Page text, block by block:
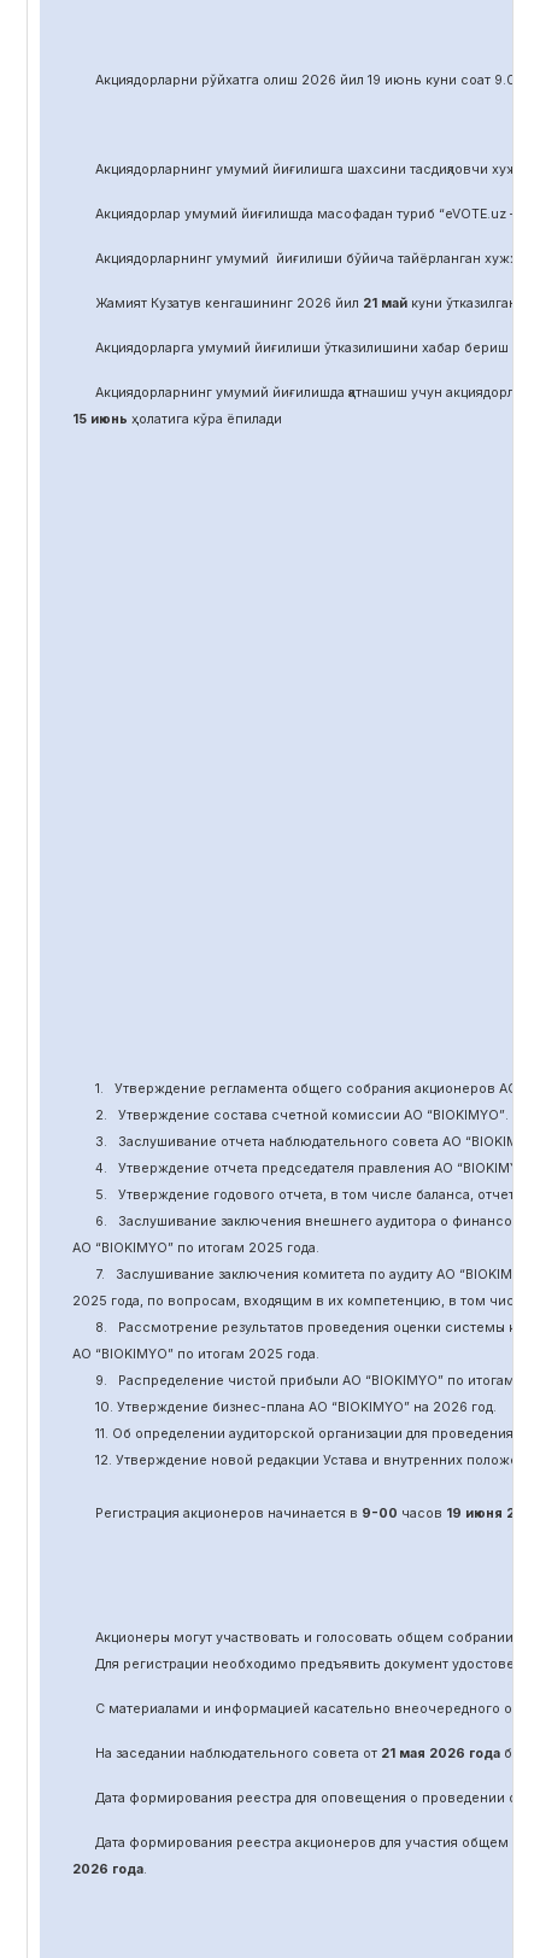
Акциядорларни рўйхатга олиш 2026 йил 19 июнь куни соат 9.00
Акциядорларнинг умумий йиғилишга шахсини тасдиқловчи
Акциядорлар умумий йиғилишда масофадан туриб “eVOTE.uz –
Акциядорларнинг умумий йиғилиши бўйича тайёрланган
Жамият Кузатув кенгашининг 2026 йил 21 майкуни ўтказилган
Акциядорларга умумий йиғилиши ўтказилишини хабар бериш
Акциядорларнинг умумий йиғилишда қатнашиш учун акциядорлар
15 июнь ҳолатига кўра ёпилади
1. Утверждение регламента общего собрания акционеров АО “
2.
Утверждение состава счетной комиссии АО “BIOKIMYO”.
3.
Заслушивание отчета наблюдательного совета АО “BIOKIMYO
4.
Утверждение отчета председателя правления АО “BIOKIMYO
5.
Утверждение годового отчета, в том числе баланса, отчет о
6.
Заслушивание заключения внешнего аудитора о финансовой
АО “BIOKIMYO”по итогам 2025 года.
7.
Заслушивание заключения комитета по аудитуАО “BIOKIMYO
2025 года, по вопросам, входящим в их компетенцию, в том
8.
Рассмотрение результатов проведения оценки системы
АО “BIOKIMYO”по итогам 2025 года.
9.
Распределение чистой прибыли АО “BIOKIMYO”по итогам
10. Утверждение бизнес-плана АО “BIOKIMYO”на 2026 год.
11. Об определении аудиторской организации для проведения
12. Утверждение новой редакции Устава и внутренних
Регистрация акционеров начинается в 9-00 часов 19 июня 202
Акционеры могут участвовать и голосовать общем собрании
Для регистрации необходимо предъявить документ
С материалами и информацией касательно внеочередного
На заседании наблюдательного совета от 21 мая 2026 годабыло
Дата формирования реестра для оповещения о проведении
Дата формирования реестра акционеров для участия общем
2026 года.